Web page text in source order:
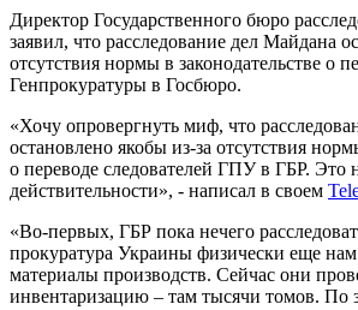
Директор Государственного бюро
заявил, что расследование дел Майдана
отсутствия нормы в законодательстве о
Генпрокуратуры в Госбюро.
«Хочу опровергнуть миф, что
остановлено якобы из-за отсутствия
о переводе следователей ГПУ в ГБР. Это
действительности», - написал в своем
«Во-первых, ГБР пока нечего
прокуратура Украины физически еще нам
материалы производств. Сейчас они
инвентаризацию – там тысячи томов. По